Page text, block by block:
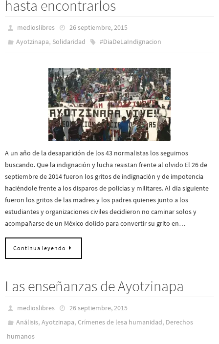
hasta encontrarlos
medioslibres
26 septiembre, 2015
Ayotzinapa, Solidaridad #DiaDeLaIndignacion
A un año de la desaparición de los 43 normalistas los seguimos
buscando. Que la indignación y lucha resistan frente al olvido El 26 de
septiembre de 2014 fueron los gritos de indignación y de impotencia
haciéndole frente a los disparos de policías y militares. Al día siguiente
fueron los gritos de las madres y los padres quienes junto a los
estudiantes y organizaciones civiles decidieron no caminar solos y
acompañarse de un México dolido para convertir su grito en…
Continua leyendo
Las enseñanzas de Ayotzinapa
medioslibres
26 septiembre, 2015
Análisis,Ayotzinapa,Crímenes de lesa humanidad, Derechos
humanos